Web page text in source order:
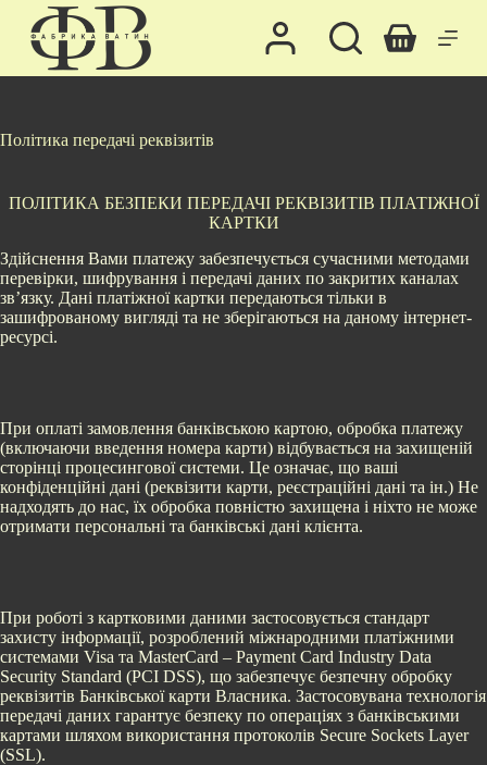
П
е
и
в
с
т
у
Кошик
Політика передачі реквізитів
ПОЛІТИКА БЕЗПЕКИ ПЕРЕДАЧІ РЕКВІЗИТІВ ПЛАТІЖНОЇ
КАРТКИ
Здійснення Вами платежу забезпечується сучасними методами
перевірки, шифрування і передачі даних по закритих каналах
зв’язку. Дані платіжної картки передаються тільки в
зашифрованому вигляді та не зберігаються на даному інтернет-
ресурсі.
При оплаті замовлення банківською картою, обробка платежу
(включаючи введення номера карти) відбувається на захищеній
сторінці процесингової системи. Це означає, що ваші
конфіденційні дані (реквізити карти, реєстраційні дані та ін.) Не
надходять до нас, їх обробка повністю захищена і ніхто не може
отримати персональні та банківські дані клієнта.
При роботі з картковими даними застосовується стандарт
захисту інформації, розроблений міжнародними платіжними
системами Visa та MasterCard – Payment Card Industry Data
Security Standard (PCI DSS), що забезпечує безпечну обробку
реквізитів Банківської карти Власника. Застосовувана технологія
передачі даних гарантує безпеку по операціях з банківськими
картами шляхом використання протоколів Secure Sockets Layer
(SSL).